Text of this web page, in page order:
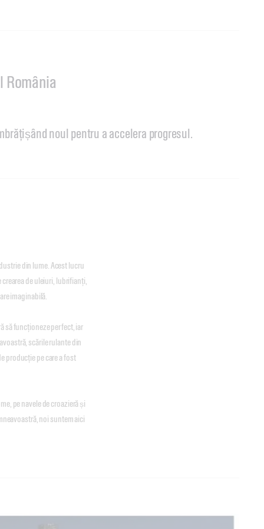
România
noul pentru a accelera progresul.
din lume. Acest lucru
de uleiuri, lubrifianți,
imaginabilă.
să funcționeze perfect, iar
scările rulante din
producție pe care a fost
pe navele de croazieră și
noi suntem aici